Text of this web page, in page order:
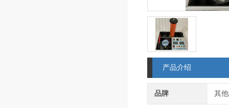
产品介绍
品牌 其